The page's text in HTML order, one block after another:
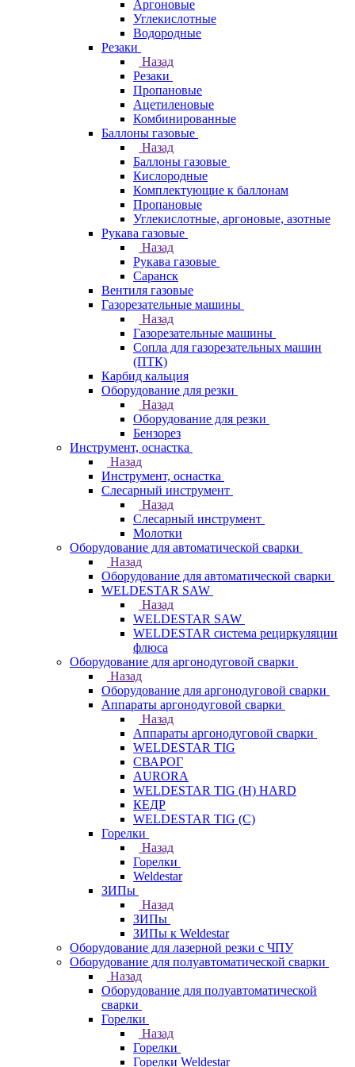
Аргоновые
Углекислотные
Водородные
Резаки
Назад
Резаки
Пропановые
Ацетиленовые
Комбинированные
Баллоны газовые
Назад
Баллоны газовые
Кислородные
Комплектующие к баллонам
Пропановые
Углекислотные, аргоновые, азотные
Рукава газовые
Назад
Рукава газовые
Саранск
Вентиля газовые
Газорезательные машины
Назад
Газорезательные машины
Сопла для газорезательных машин
(ПТК)
Карбид кальция
Оборудование для резки
Назад
Оборудование для резки
Бензорез
Инструмент, оснастка
Назад
Инструмент, оснастка
Слесарный инструмент
Назад
Слесарный инструмент
Молотки
Оборудование для автоматической сварки
Назад
Оборудование для автоматической сварки
WELDESTAR SAW
Назад
WELDESTAR SAW
WELDESTAR система рециркуляции
флюса
Оборудование для аргонодуговой сварки
Назад
Оборудование для аргонодуговой сварки
Аппараты аргонодуговой сварки
Назад
Аппараты аргонодуговой сварки
WELDESTAR TIG
СВАРОГ
AURORA
WELDESTAR TIG (H) HARD
КЕДР
WELDESTAR TIG (С)
Горелки
Назад
Горелки
Weldestar
ЗИПы
Назад
ЗИПы
ЗИПы к Weldestar
Оборудование для лазерной резки с ЧПУ
Оборудование для полуавтоматической сварки
Назад
Оборудование для полуавтоматической
сварки
Горелки
Назад
Горелки
Горелки Weldestar